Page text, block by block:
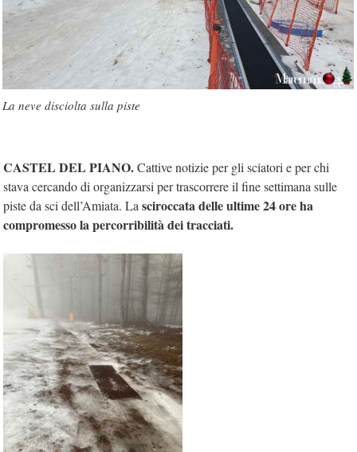
La neve disciolta sulla piste
CASTEL DEL PIANO.Cattive notizie per gli sciatori e per chi
stava cercando di organizzarsi per trascorrere il fine settimana sulle
piste da sci dell’Amiata. La sciroccata delle ultime 24 ore ha
compromesso la percorribilità dei tracciati.